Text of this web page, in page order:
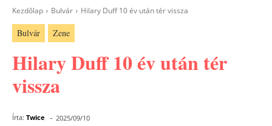
Kezdőlap Bulvár Hilary Duff 10 év után tér vissza
Bulvár Zene
Hilary Duff 10 év után tér
vissza
Írta: Twice - 2025/09/10